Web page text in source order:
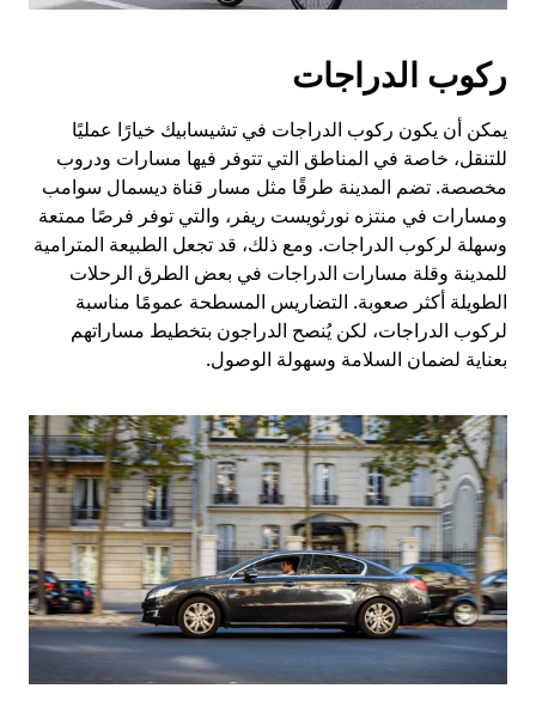
ركوب الدراجات
يمكن أن يكون ركوب الدراجات في تشيسابيك خيارًا عمليًا
للتنقل، خاصة في المناطق التي تتوفر فيها مسارات ودروب
مخصصة. تضم المدينة طرقًا مثل مسار قناة ديسمال سوامب
ومسارات في منتزه نورثويست ريفر، والتي توفر فرصًا ممتعة
وسهلة لركوب الدراجات. ومع ذلك، قد تجعل الطبيعة المترامية
للمدينة وقلة مسارات الدراجات في بعض الطرق الرحلات
الطويلة أكثر صعوبة. التضاريس المسطحة عمومًا مناسبة
لركوب الدراجات، لكن يُنصح الدراجون بتخطيط مساراتهم
بعناية لضمان السلامة وسهولة الوصول.